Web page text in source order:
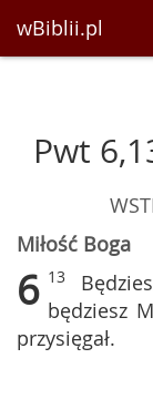
wBiblii.pl
Pwt
Miłość Boga
6 13
będziesz
przysięgał.